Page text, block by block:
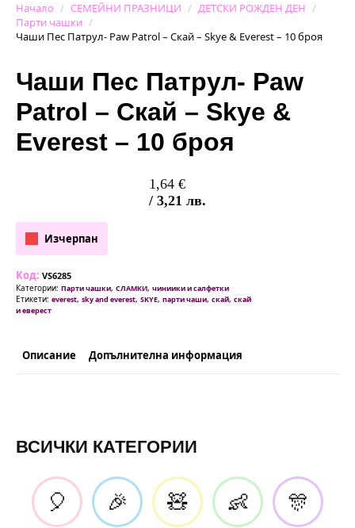
Начало СЕМЕЙНИ ПРАЗНИЦИ
ДЕТСКИ РОЖДЕН ДЕН
Парти чашки
Чаши Пес Патрул- Paw Patrol – Скай – Skye & Everest – 10 броя
Чаши Пес Патрул- Paw
Patrol – Скай – Skye &
Everest – 10 броя
1,64 €
/ 3,21 лв.
Изчерпан
Код: VS6285
Категории: Парти чашки, СЛАМКИ, чиниики и салфетки
Етикети: everest, sky and everest, SKYE, парти чаши, скай, скай
и еверест
Описание Допълнителна информация
ВСИЧКИ КАТЕГОРИИ
🎈 🎉 🧸 👶 🎊